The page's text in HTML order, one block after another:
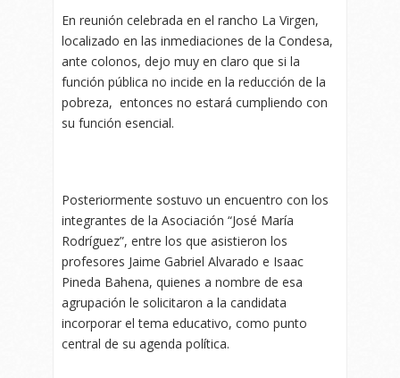
En reunión celebrada en el rancho La Virgen,
localizado en las inmediaciones de la Condesa,
ante colonos, dejo muy en claro que si la
función pública no incide en la reducción de la
pobreza, entonces no estará cumpliendo con
su función esencial.
Posteriormente sostuvo un encuentro con los
integrantes de la Asociación “José María
Rodríguez”, entre los que asistieron los
profesores Jaime Gabriel Alvarado e Isaac
Pineda Bahena, quienes a nombre de esa
agrupación le solicitaron a la candidata
incorporar el tema educativo, como punto
central de su agenda política.